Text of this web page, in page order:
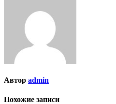
Автор admin
Похожие записи